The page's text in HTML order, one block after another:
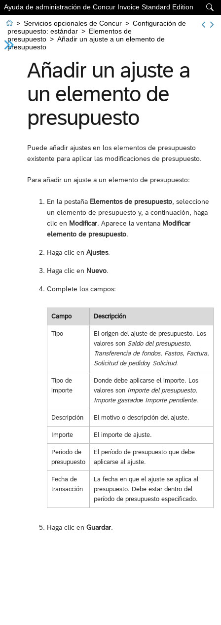

Ayuda de administración de Concur Invoice Standard Edition
 > Servicios opcionales de Concur > Configuración de
presupuesto: estándar > Elementos de
presupuesto > Añadir un ajuste a un elemento de
presupuesto
Añadir un ajuste a
un elemento de
presupuesto
Puede añadir ajustes en los elementos de presupuesto
existente para aplicar las modificaciones de presupuesto.
Para añadir un ajuste a un elemento de presupuesto:
En la pestaña Elementos de presupuesto, seleccione
un elemento de presupuesto y, a continuación, haga
clic en Modificar. Aparece la ventana Modificar
elemento de presupuesto.
Haga clic en Ajustes.
Haga clic en Nuevo.
Complete los campos:
Campo Descripción
Tipo
El origen del ajuste de presupuesto. Los
valores son Saldo del presupuesto,
Transferencia de fondos, Fastos, Factura,
Solicitud de pedidoy Solicitud.
Tipo de
importe
Donde debe aplicarse el importe. Los
valores son Importe del presupuesto,
Importe gastadoe Importe pendiente.
Descripción El motivo o descripción del ajuste.
Importe El importe de ajuste.
Periodo de
presupuesto
El período de presupuesto que debe
aplicarse al ajuste.
Fecha de
transacción
La fecha en que el ajuste se aplica al
presupuesto. Debe estar dentro del
período de presupuesto especificado.
Haga clic en Guardar.